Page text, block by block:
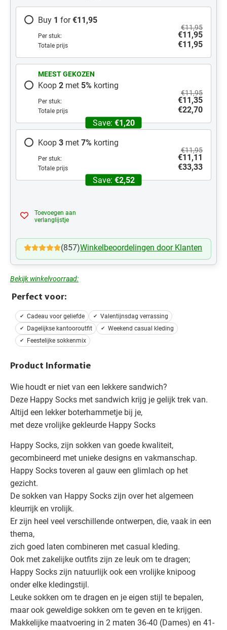
Buy 1 for €11,95
Per stuk:
€11,95
€11,95
Totale prijs €11,95
MEEST GEKOZEN
Koop 2 met 5% korting
Per stuk:
€11,95
€11,35
Totale prijs
€22,70
Save: €1,20
Koop 3 met 7% korting
Per stuk:
€11,95
€11,11
Totale prijs
€33,33
Save: €2,52
Toevoegen aan
verlanglijstje
(857)Winkelbeoordelingen door Klanten
Bekijk winkelvoorraad:
Perfect voor:
Cadeau voor geliefde
Valentijnsdag verrassing
Dagelijkse kantooroutfit
Weekend casual kleding
Feestelijke sokkenmix
Product Informatie
Wie houdt er niet van een lekkere sandwich?
Deze Happy Socks met sandwich krijg je gelijk trek van.
Altijd een lekker boterhammetje bij je,
met deze vrolijke gekleurde Happy Socks
Happy Socks, zijn sokken van goede kwaliteit,
gecombineerd met unieke designs en vakmanschap.
Happy Socks toveren al gauw een glimlach op het
gezicht.
De sokken van Happy Socks zijn over het algemeen
kleurrijk en vrolijk.
Er zijn heel veel verschillende ontwerpen, die, vaak in een
thema,
zich goed laten combineren met casual kleding.
Ook met zakelijke outfits zijn ze leuk om te dragen;
Happy Socks zijn natuurlijk ook een vrolijke knipoog
onder elke kledingstijl.
Leuke sokken om te dragen en je eigen stijl te bepalen,
maar ook geweldige sokken om te geven en te krijgen.
Makkelijke maatvoering in 2 maten 36-40 (Dames) en 41-